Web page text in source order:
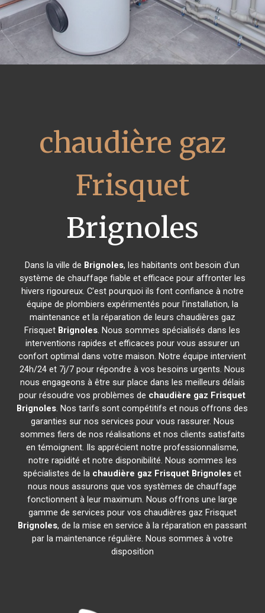
chaudière gaz
Frisquet
Brignoles
Dans la ville de Brignoles, les habitants ont besoin d'un
système de chauffage fiable et efficace pour affronter les
hivers rigoureux. C'est pourquoi ils font confiance à notre
équipe de plombiers expérimentés pour l'installation, la
maintenance et la réparation de leurs chaudières gaz
Frisquet Brignoles. Nous sommes spécialisés dans les
interventions rapides et efficaces pour vous assurer un
confort optimal dans votre maison. Notre équipe intervient
24h/24 et 7j/7 pour répondre à vos besoins urgents. Nous
nous engageons à être sur place dans les meilleurs délais
pour résoudre vos problèmes de chaudière gaz Frisquet
Brignoles. Nos tarifs sont compétitifs et nous offrons des
garanties sur nos services pour vous rassurer. Nous
sommes fiers de nos réalisations et nos clients satisfaits
en témoignent. Ils apprécient notre professionnalisme,
notre rapidité et notre disponibilité. Nous sommes les
spécialistes de la chaudière gaz Frisquet Brignoles et
nous nous assurons que vos systèmes de chauffage
fonctionnent à leur maximum. Nous offrons une large
gamme de services pour vos chaudières gaz Frisquet
Brignoles, de la mise en service à la réparation en passant
par la maintenance régulière. Nous sommes à votre
disposition